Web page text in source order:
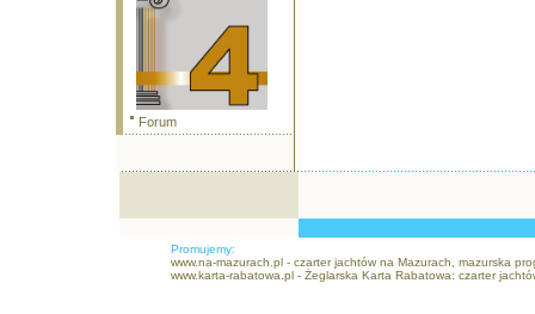
Forum
Promujemy:
www.na-mazurach.pl - czarter jachtów na Mazurach, mazurska
www.karta-rabatowa.pl - Żeglarska Karta Rabatowa: czarter